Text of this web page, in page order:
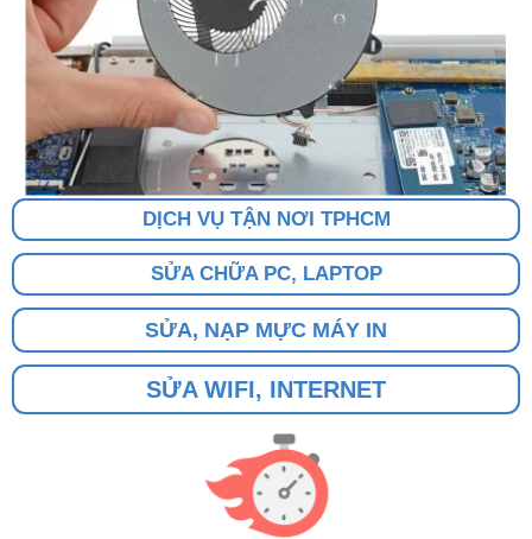
DỊCH VỤ TẬN NƠI TPHCM
SỬA CHỮA PC, LAPTOP
SỬA, NẠP MỰC MÁY IN
SỬA WIFI, INTERNET